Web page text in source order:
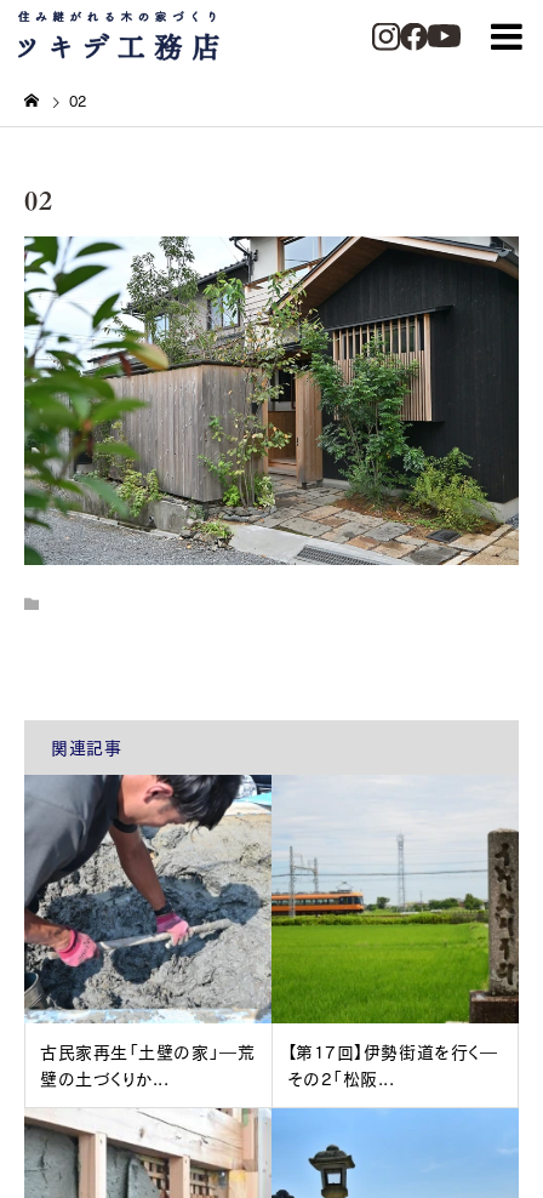
02
02
関連記事
古民家再生「土壁の家」―荒
壁の土づくりか...
【第17回】伊勢街道を行く―
その2「松阪...